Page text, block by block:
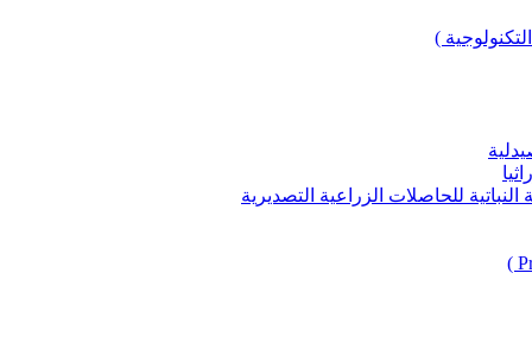
)
للحاصلات الزراعية التصديرية